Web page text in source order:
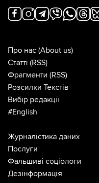
Про нас (About us)
Статті (RSS)
Фрагменти (RSS)
Розсилки Текстів
Вибір редакції
#English
Журналістика даних
Послуги
Фальшиві соціологи
Дезінформація